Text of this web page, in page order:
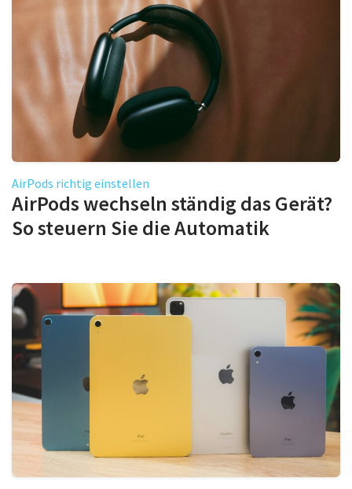
AirPods richtig einstellen
AirPods wechseln ständig das Gerät?
So steuern Sie die Automatik